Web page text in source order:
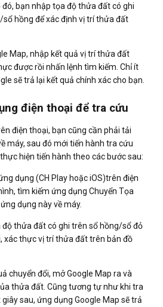
bạn nhập tọa độ thửa đất có ghi
hồng để xác định vị trí thửa đất
Map, nhập kết quả vị trí thửa đất
được rồi nhấn lệnh tìm kiếm. Chỉ ít
sẽ trả lại kết quả chính xác cho bạn.
điện thoại để tra cứu
điện thoại, bạn cũng cần phải tải
máy, sau đó mới tiến hành tra cứu
hiện tiến hành theo các bước sau:
dụng (CH Play hoặc iOS)trên điện
tìm kiếm ứng dụng Chuyển Tọa
dụng này về máy.
độ thửa đất có ghi trên sổ hồng/sổ đỏ
xác thực vị trí thửa đất trên bản đồ
chuyển đổi, mở Google Map ra và
thửa đất. Cũng tương tự như khi tra
sau, ứng dụng Google Map sẽ trả